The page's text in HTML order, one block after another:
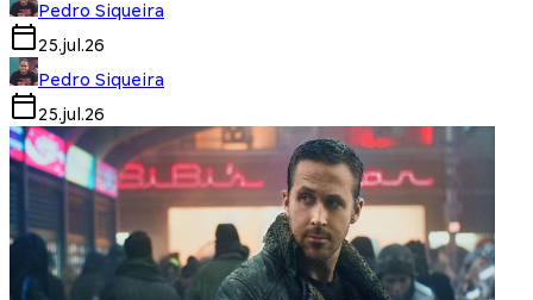
Pedro Siqueira
25.jul.26
Pedro Siqueira
25.jul.26